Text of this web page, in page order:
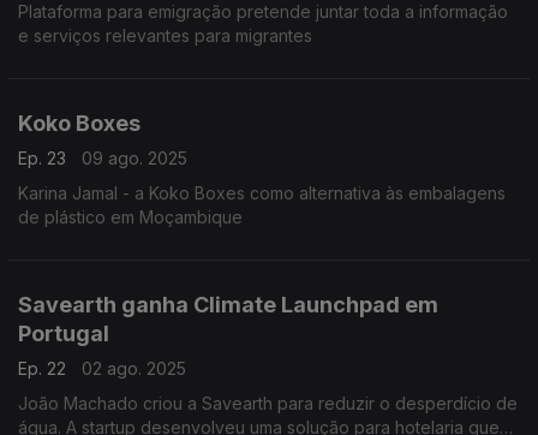
Plataforma para emigração pretende juntar toda a informação
e serviços relevantes para migrantes
Koko Boxes
Ep. 23
09 ago. 2025
Karina Jamal - a Koko Boxes como alternativa às embalagens
de plástico em Moçambique
Savearth ganha Climate Launchpad em
Portugal
Ep. 22
02 ago. 2025
João Machado criou a Savearth para reduzir o desperdício de
água. A startup desenvolveu uma solução para hotelaria que